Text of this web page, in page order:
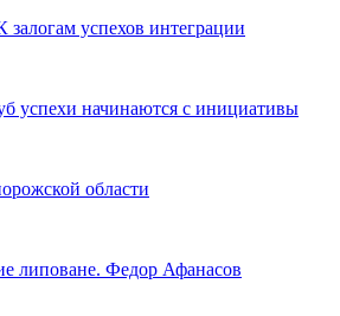
успехов интеграции
успехи начинаются с инициативы
области
липоване. Федор Афанасов